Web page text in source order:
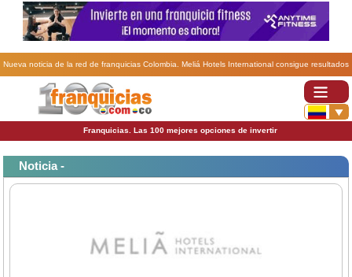
Nueva noticia de la red de franquicias Colombia. Meliá Hotels International consigue resultados
Franquicias. Las 100 mejores opciones de invertir
Noticia -